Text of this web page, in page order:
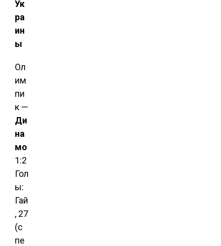
Ук
ра
ин
ы
Ол
им
пи
к —
Ди
на
мо
1:2
Гол
ы:
Гай
, 27
(с
пе